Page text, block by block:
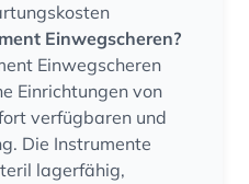
Einwegscheren?
Einwegscheren
Einrichtungen von
verfügbaren und
Die Instrumente
lagerfähig,